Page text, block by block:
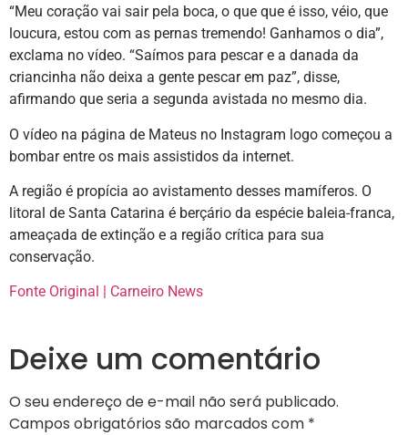
“Meu coração vai sair pela boca, o que que é isso, véio, que
loucura, estou com as pernas tremendo! Ganhamos o dia”,
exclama no vídeo. “Saímos para pescar e a danada da
criancinha não deixa a gente pescar em paz”, disse,
afirmando que seria a segunda avistada no mesmo dia.
O vídeo na página de Mateus no Instagram logo começou a
bombar entre os mais assistidos da internet.
A região é propícia ao avistamento desses mamíferos. O
litoral de Santa Catarina é berçário da espécie baleia-franca,
ameaçada de extinção e a região crítica para sua
conservação.
Fonte Original | Carneiro News
Deixe um comentário
O seu endereço de e-mail não será publicado.
Campos obrigatórios são marcados com *